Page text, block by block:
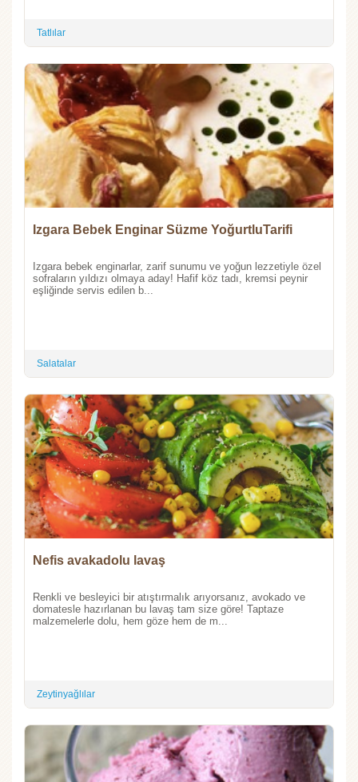
Tatlılar
Izgara Bebek Enginar Süzme YoğurtluTarifi
Izgara bebek enginarlar, zarif sunumu ve yoğun lezzetiyle özel
sofraların yıldızı olmaya aday! Hafif köz tadı, kremsi peynir
eşliğinde servis edilen b...
Salatalar
Nefis avakadolu lavaş
Renkli ve besleyici bir atıştırmalık arıyorsanız, avokado ve
domatesle hazırlanan bu lavaş tam size göre! Taptaze
malzemelerle dolu, hem göze hem de m...
Zeytinyağlılar